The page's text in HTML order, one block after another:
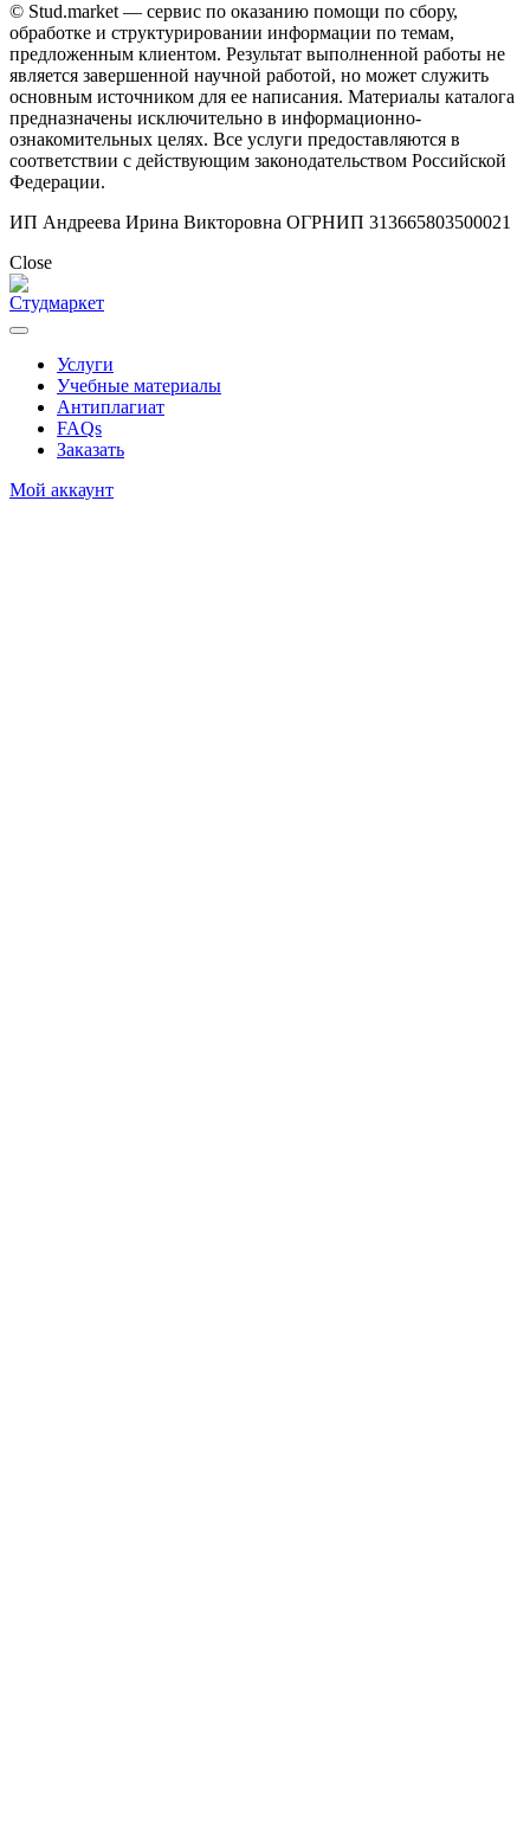
© Stud.market — сервис по оказанию помощи по сбору,
обработке и структурировании информации по темам,
предложенным клиентом. Результат выполненной работы не
является завершенной научной работой, но может служить
основным источником для ее написания. Материалы каталога
предназначены исключительно в информационно-
ознакомительных целях. Все услуги предоставляются в
соответствии с действующим законодательством Российской
Федерации.
ИП Андреева Ирина Викторовна ОГРНИП 313665803500021
Close
Услуги
Учебные материалы
Антиплагиат
FAQs
Заказать
Мой аккаунт